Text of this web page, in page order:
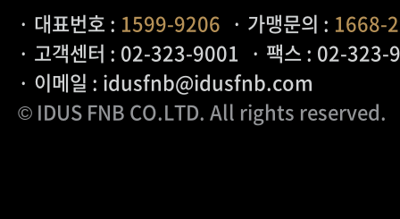
· 대표번호 : 1599-9206 · 가맹문의 : 1668-
· 고객센터 : 02-323-9001 · 팩스 : 02-323-
· 이메일 : idusfnb@idusfnb.com
© IDUS FNB CO.LTD. All rights reserved.